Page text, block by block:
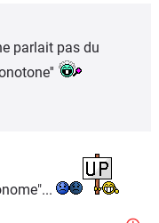
parlait pas du